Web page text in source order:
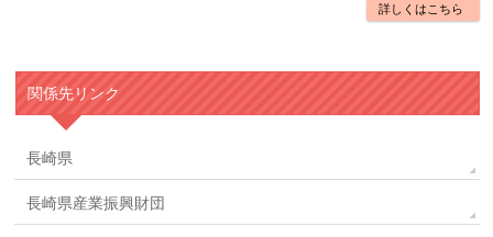
詳しくはこちら
関係先リンク
長崎県
長崎県産業振興財団